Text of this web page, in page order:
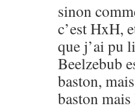
sinon
c’est HxH,
que j’ai pu
Beelzebub
baston,
baston